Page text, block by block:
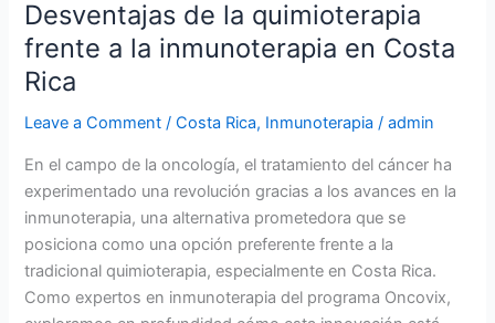
Desventajas de la quimioterapia
frente a la inmunoterapia en Costa
Rica
Leave a Comment /Costa Rica, Inmunoterapia /admin
En el campo de la oncología, el tratamiento del cáncer ha
experimentado una revolución gracias a los avances en la
inmunoterapia, una alternativa prometedora que se
posiciona como una opción preferente frente a la
tradicional quimioterapia, especialmente en Costa Rica.
Como expertos en inmunoterapia del programa Oncovix,